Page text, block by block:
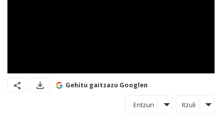
Gehitu gaitzazu Googlen
Entzun Itzuli